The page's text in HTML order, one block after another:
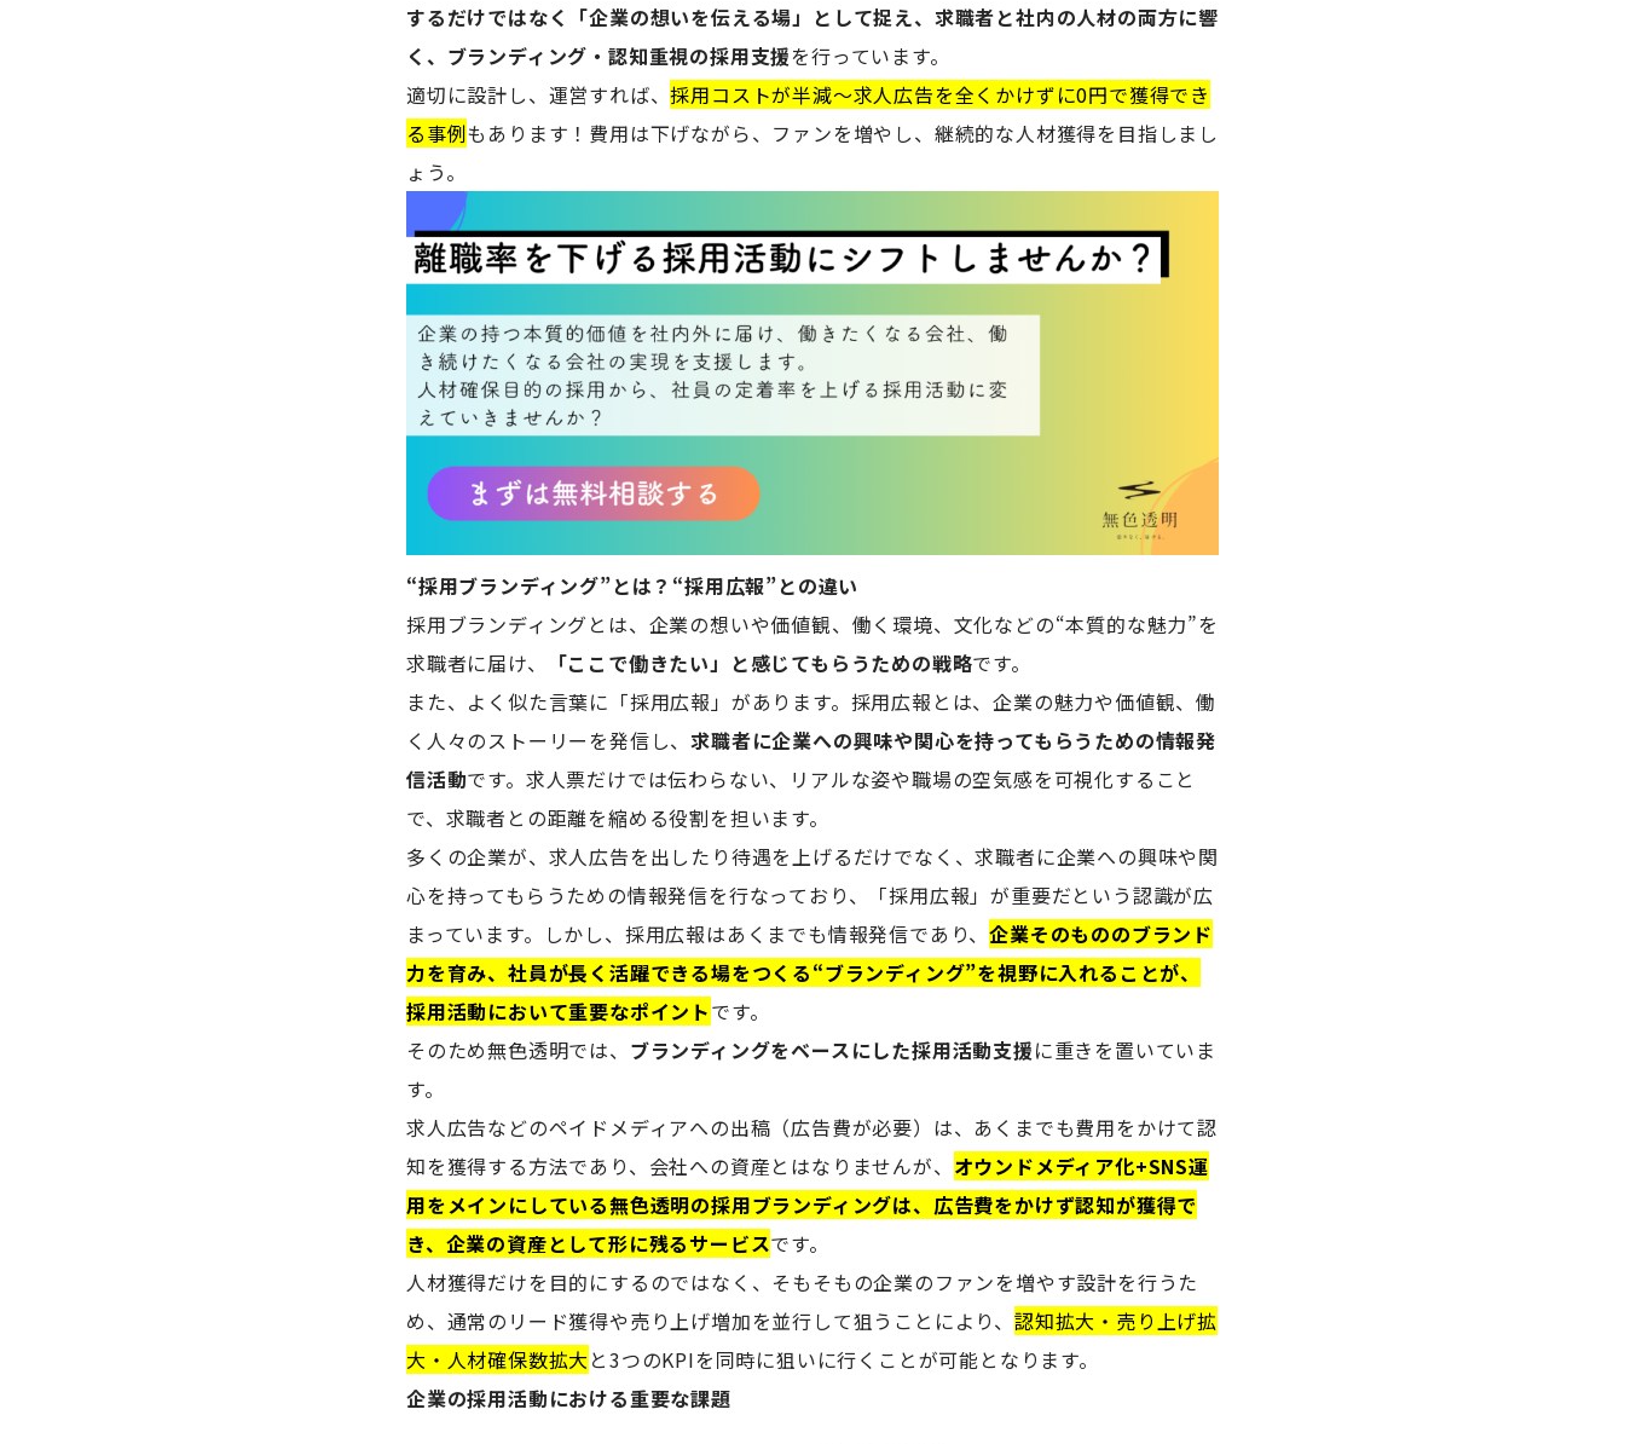
するだけではなく「企業の想いを伝える場」として捉え、求職者と社内の人材の両方に響
く、ブランディング・認知重視の採用支援を行っています。
適切に設計し、運営すれば、採用コストが半減〜求人広告を全くかけずに0円で獲得でき
る事例もあります！費用は下げながら、ファンを増やし、継続的な人材獲得を目指しまし
ょう。
“採用ブランディング”とは？“採用広報”との違い
採用ブランディングとは、企業の想いや価値観、働く環境、文化などの“本質的な魅力”を
求職者に届け、
「ここで働きたい」と感じてもらうための戦略です。
また、よく似た言葉に「採用広報」があります。採用広報とは、企業の魅力や価値観、働
く人々のストーリーを発信し、求職者に企業への興味や関心を持ってもらうための情報発
信活動です。求人票だけでは伝わらない、リアルな姿や職場の空気感を可視化すること
で、求職者との距離を縮める役割を担います。
多くの企業が、求人広告を出したり待遇を上げるだけでなく、求職者に企業への興味や関
心を持ってもらうための情報発信を行なっており、「採用広報」が重要だという認識が広
まっています。しかし、採用広報はあくまでも情報発信であり、企業そのもののブランド
力を育み、社員が長く活躍できる場をつくる“ブランディング”を視野に入れることが、
採用活動において重要なポイントです。
そのため無色透明では、 ブランディングをベースにした採用活動支援に重きを置いていま
す。
求人広告などのペイドメディアへの出稿（広告費が必要）は、あくまでも費用をかけて認
知を獲得する方法であり、会社への資産とはなりませんが、 オウンドメディア化+SNS運
用をメインにしている無色透明の採用ブランディングは、広告費をかけず認知が獲得で
き、企業の資産として形に残るサービスです。
人材獲得だけを目的にするのではなく、そもそもの企業のファンを増やす設計を行うた
め、通常のリード獲得や売り上げ増加を並行して狙うことにより、 認知拡大・売り上げ拡
大・人材確保数拡大 と3つのKPIを同時に狙いに行くことが可能となります。
企業の採用活動における重要な課題